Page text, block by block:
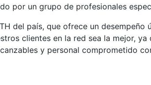
por un grupo de profesionales
del país, que ofrece un
clientes en la red sea la mejor,
y personal comprometido